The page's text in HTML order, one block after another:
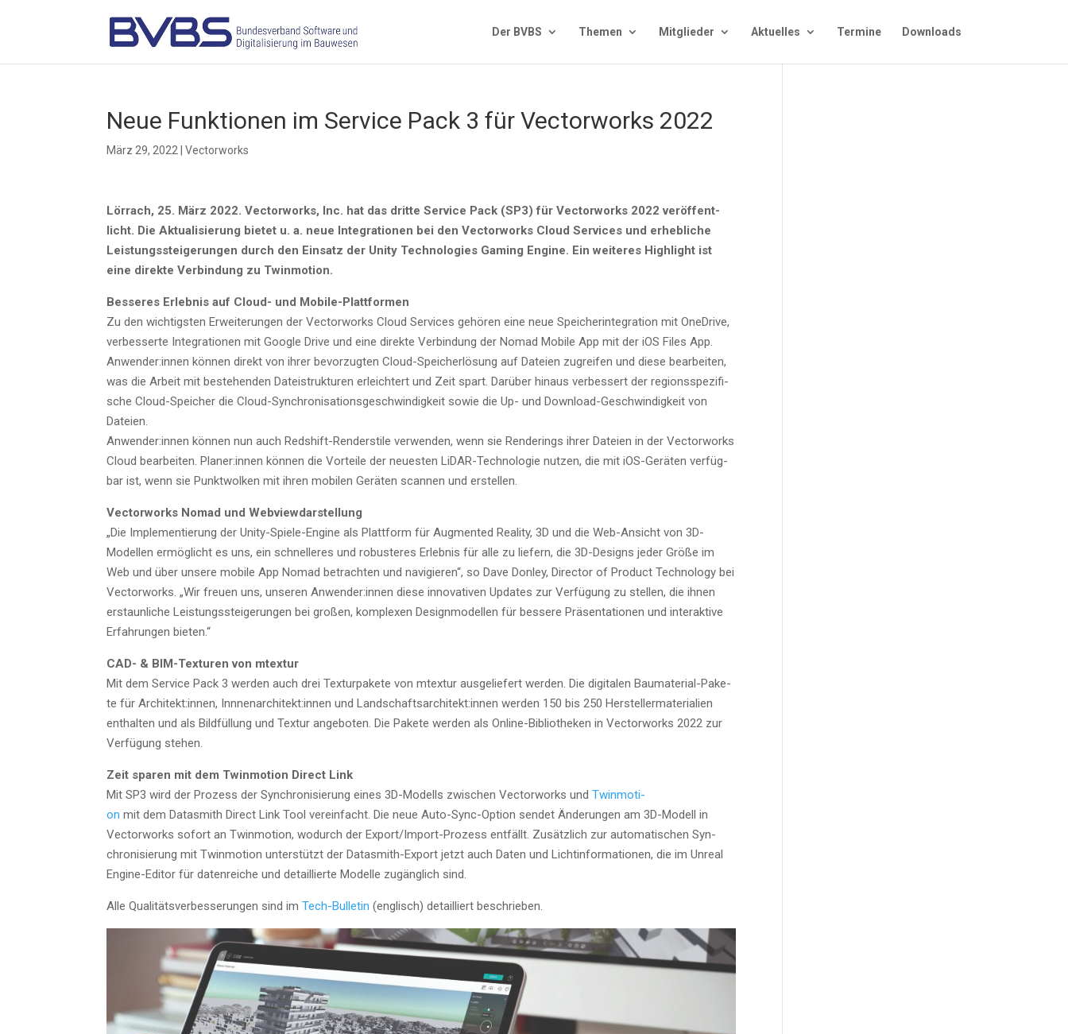
Der BVBS The­men Mit­glie­der Aktu­el­les Ter­mi­ne Down­loads
Neue Funk­tio­nen im Ser­vice Pack 3 für Vec­tor­works 2022
März 29, 2022 |Vectorworks
Lör­rach, 25. März 2022. Vec­tor­works, Inc. hat das drit­te Ser­vice Pack (SP3) für Vec­tor­works 2022 ver­öf­fent­
licht. Die Aktua­li­sie­rung bie­tet u. a. neue Inte­gra­tio­nen bei den Vec­tor­works Cloud Ser­vices und erheb­li­che
Leis­tungs­stei­ge­run­gen durch den Ein­satz der Unity Tech­no­lo­gies Gam­ing Engi­ne. Ein wei­te­res High­light ist
eine direk­te Ver­bin­dung zu Twinmotion.
Bes­se­res Erleb­nis auf Cloud- und Mobile-Plattformen
Zu den wich­tigs­ten Erwei­te­run­gen der Vec­tor­works Cloud Ser­vices gehö­ren eine neue Spei­cher­in­te­gra­ti­on mit One­Dri­ve,
ver­bes­ser­te Inte­gra­tio­nen mit Goog­le Dri­ve und eine direk­te Ver­bin­dung der Nomad Mobi­le App mit der iOS Files App.
Anwender:innen kön­nen direkt von ihrer bevor­zug­ten Cloud-Spei­cher­lö­sung auf Datei­en zugrei­fen und die­se bear­bei­ten,
was die Arbeit mit bestehen­den Datei­struk­tu­ren erleich­tert und Zeit spart. Dar­über hin­aus ver­bes­sert der regi­ons­spe­zi­fi­
sche Cloud-Spei­cher die Cloud-Syn­chro­ni­sa­ti­ons­ge­schwin­dig­keit sowie die Up- und Down­load-Geschwin­dig­keit von
Dateien.
Anwender:innen kön­nen nun auch Reds­hift-Ren­der­sti­le ver­wen­den, wenn sie Ren­de­rings ihrer Datei­en in der Vec­tor­works
Cloud bear­bei­ten. Planer:innen kön­nen die Vor­tei­le der neu­es­ten LiDAR-Tech­no­lo­gie nut­zen, die mit iOS-Gerä­ten ver­füg­
bar ist, wenn sie Punkt­wol­ken mit ihren mobi­len Gerä­ten scan­nen und erstellen.
Vec­tor­works Nomad und Webviewdarstellung
„Die Imple­men­tie­rung der Unity-Spie­le-Engi­ne als Platt­form für Aug­men­ted Rea­li­ty, 3D und die Web-Ansicht von 3D-
Model­len ermög­licht es uns, ein schnel­le­res und robus­te­res Erleb­nis für alle zu lie­fern, die 3D-Designs jeder Grö­ße im
Web und über unse­re mobi­le App Nomad betrach­ten und navi­gie­ren“, so Dave Don­ley, Direc­tor of Pro­duct Tech­no­lo­gy bei
Vec­tor­works. „Wir freu­en uns, unse­ren Anwender:innen die­se inno­va­ti­ven Updates zur Ver­fü­gung zu stel­len, die ihnen
erstaun­li­che Leis­tungs­stei­ge­run­gen bei gro­ßen, kom­ple­xen Design­mo­del­len für bes­se­re Prä­sen­ta­tio­nen und inter­ak­ti­ve
Erfah­run­gen bieten.“
CAD- & BIM-Tex­tu­ren von mtextur
Mit dem Ser­vice Pack 3 wer­den auch drei Tex­tur­pa­ke­te von mtex­tur aus­ge­lie­fert wer­den. Die digi­ta­len Bau­ma­te­ri­al-Pake­
te für Architekt:innen, Innnenarchitekt:innen und Landschaftsarchitekt:innen wer­den 150 bis 250 Her­stel­ler­ma­te­ria­li­en
ent­hal­ten und als Bild­fül­lung und Tex­tur ange­bo­ten. Die Pake­te wer­den als Online-Biblio­the­ken in Vec­tor­works 2022 zur
Ver­fü­gung stehen.
Zeit spa­ren mit dem Twin­mo­ti­on Direct Link
Mit SP3 wird der Pro­zess der Syn­chro­ni­sie­rung eines 3D-Modells zwi­schen Vec­tor­works undTwin­mo­ti­
on mit dem Data­s­mith Direct Link Tool ver­ein­facht. Die neue Auto-Sync-Opti­on sen­det Ände­run­gen am 3D-Modell in
Vec­tor­works sofort an Twin­mo­ti­on, wodurch der Expor­t/Im­port-Pro­zess ent­fällt. Zusätz­lich zur auto­ma­ti­schen Syn­
chro­ni­sie­rung mit Twin­mo­ti­on unter­stützt der Data­s­mith-Export jetzt auch Daten und Licht­in­for­ma­tio­nen, die im Unre­al
Engi­ne-Edi­tor für daten­rei­che und detail­lier­te Model­le zugäng­lich sind.
Alle Qua­li­täts­ver­bes­se­run­gen sind imTech-Bul­le­tin (eng­lisch) detail­liert beschrieben.